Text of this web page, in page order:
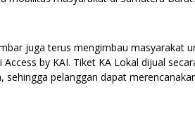
juga terus mengimbau masyarakat
Access by KAI. Tiket KA Lokal dijual
sehingga pelanggan dapat